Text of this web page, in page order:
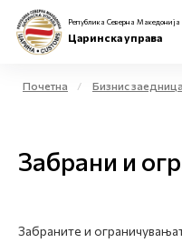
Физички лица
Бизнис заедница
Република Северна Македонија
Царинска управа
Почетна Бизнис заедница
Забрани и
Забраните и